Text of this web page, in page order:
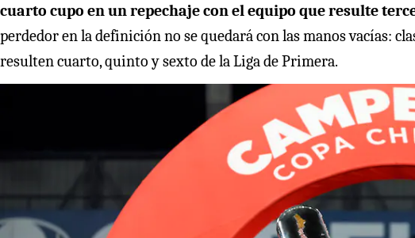
cuarto cupo en un repechaje con el equipo que resulte
perdedor en la definición no se quedará con las manos vacías:
resulten cuarto, quinto y sexto de la Liga de Primera.